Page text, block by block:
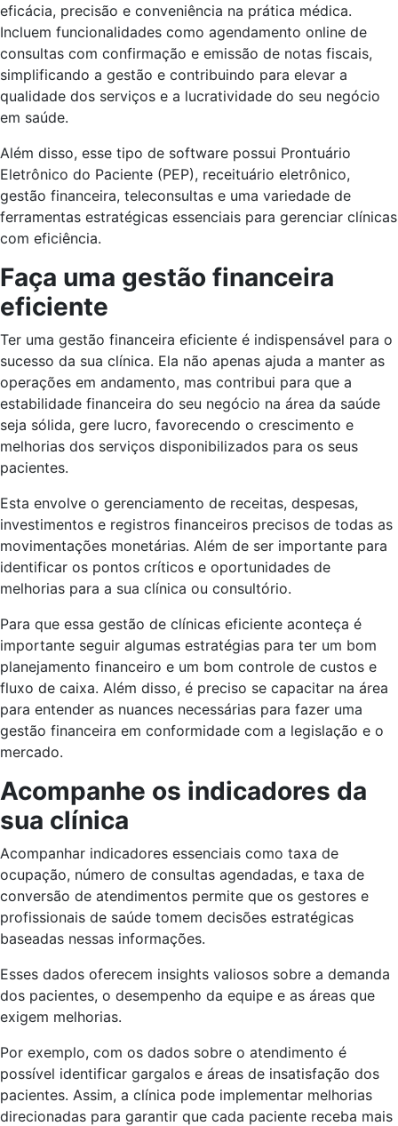
eficácia, precisão e conveniência na prática médica.
Incluem funcionalidades como agendamento online de
consultas com confirmação e emissão de notas fiscais,
simplificando a gestão e contribuindo para elevar a
qualidade dos serviços e a lucratividade do seu negócio
em saúde.
Além disso, esse tipo de software possui Prontuário
Eletrônico do Paciente (PEP), receituário eletrônico,
gestão financeira, teleconsultas e uma variedade de
ferramentas estratégicas essenciais para gerenciar clínicas
com eficiência.
Faça uma gestão financeira
eficiente
Ter uma gestão financeira eficiente é indispensável para o
sucesso da sua clínica. Ela não apenas ajuda a manter as
operações em andamento, mas contribui para que a
estabilidade financeira do seu negócio na área da saúde
seja sólida, gere lucro, favorecendo o crescimento e
melhorias dos serviços disponibilizados para os seus
pacientes.
Esta envolve o gerenciamento de receitas, despesas,
investimentos e registros financeiros precisos de todas as
movimentações monetárias. Além de ser importante para
identificar os pontos críticos e oportunidades de
melhorias para a sua clínica ou consultório.
Para que essa gestão de clínicas eficiente aconteça é
importante seguir algumas estratégias para ter um bom
planejamento financeiro e um bom controle de custos e
fluxo de caixa. Além disso, é preciso se capacitar na área
para entender as nuances necessárias para fazer uma
gestão financeira em conformidade com a legislação e o
mercado.
Acompanhe os indicadores da
sua clínica
Acompanhar indicadores essenciais como taxa de
ocupação, número de consultas agendadas, e taxa de
conversão de atendimentos permite que os gestores e
profissionais de saúde tomem decisões estratégicas
baseadas nessas informações.
Esses dados oferecem insights valiosos sobre a demanda
dos pacientes, o desempenho da equipe e as áreas que
exigem melhorias.
Por exemplo, com os dados sobre o atendimento é
possível identificar gargalos e áreas de insatisfação dos
pacientes. Assim, a clínica pode implementar melhorias
direcionadas para garantir que cada paciente receba mais